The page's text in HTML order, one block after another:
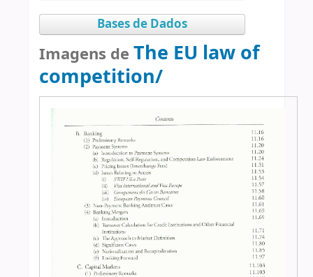
Bases de Dados
Imagens de The EU law of
competition/